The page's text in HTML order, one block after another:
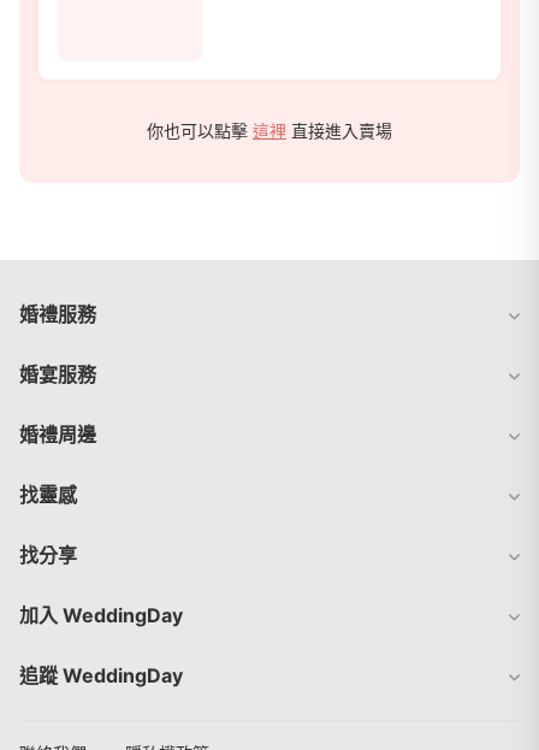
你也可以點擊 這裡 直接進入賣場
婚禮服務
婚宴服務
婚禮周邊
找靈感
找分享
加入 WeddingDay
追蹤 WeddingDay